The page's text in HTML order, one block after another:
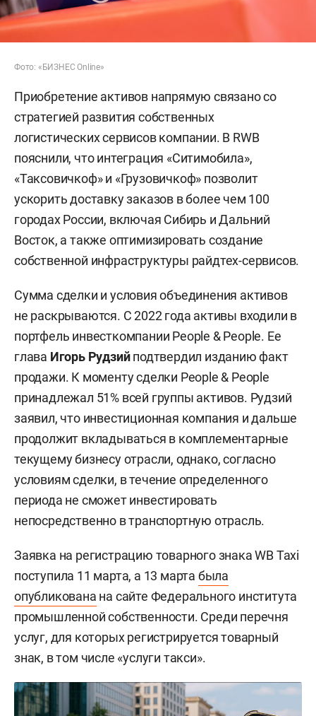
Фото: «БИЗНЕС Online»
Приобретение активов напрямую связано со
стратегией развития собственных
логистических сервисов компании. В RWB
пояснили, что интеграция «Ситимобила»,
«Таксовичкоф» и «Грузовичкоф» позволит
ускорить доставку заказов в более чем 100
городах России, включая Сибирь и Дальний
Восток, а также оптимизировать создание
собственной инфраструктуры райдтех-сервисов.
Сумма сделки и условия объединения активов
не раскрываются. С 2022 года активы входили в
портфель инвесткомпании People & People. Ее
глава Игорь Рудзийподтвердил изданию факт
продажи. К моменту сделки People & People
принадлежал 51% всей группы активов. Рудзий
заявил, что инвестиционная компания и дальше
продолжит вкладываться в комплементарные
текущему бизнесу отрасли, однако, согласно
условиям сделки, в течение определенного
периода не сможет инвестировать
непосредственно в транспортную отрасль.
Заявка на регистрацию товарного знака WB Taxi
поступила 11 марта, а 13 марта была
опубликована на сайте Федерального института
промышленной собственности. Среди перечня
услуг, для которых регистрируется товарный
знак, в том числе «услуги такси».